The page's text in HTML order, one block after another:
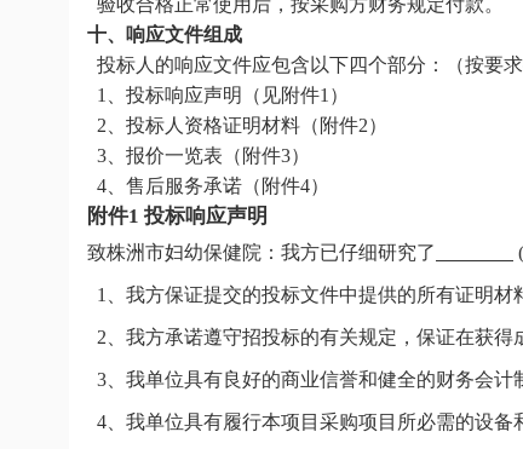
十、响应文件组成
投标人的响应文件应包含以下四个部分：（按要求
1、投标响应声明（见附件1）
2、投标人资格证明材料（附件2）
3、报价一览表（附件3）
4、售后服务承诺（附件4）
附件1 投标响应声明
致株洲市妇幼保健院：我方已仔细研究了
1、我方保证提交的投标文件中提供的所有证明
2、我方承诺遵守招投标的有关规定，保证在获
3、我单位具有良好的商业信誉和健全的财务会计
4、我单位具有履行本项目采购项目所必需的设备